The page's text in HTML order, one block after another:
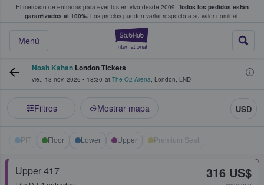
El mercado de entradas para eventos en vivo desde 2009. Todos los pedidos están
garantizados al 100%. Los precios pueden variar respecto a su valor nominal.
StubHub:
Menú
y venta de entradas entre fans
Noah Kahan London Tickets
vie., 13 nov. 2026 • 18:30 at The O2 Arena, London, LND
Filtros Mostrar mapa USD
PIT Floor Lower Upper Premium Seat
Upper 417 316 US$